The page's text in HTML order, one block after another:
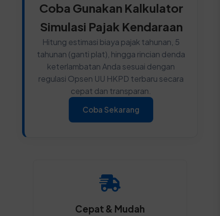
Coba Gunakan Kalkulator
Simulasi Pajak Kendaraan
Hitung estimasi biaya pajak tahunan, 5
tahunan (ganti plat), hingga rincian denda
keterlambatan Anda sesuai dengan
regulasi Opsen UU HKPD terbaru secara
cepat dan transparan.
Coba Sekarang
Cepat & Mudah